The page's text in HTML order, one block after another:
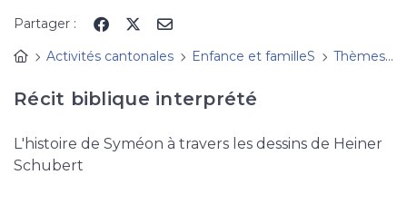
Partager :
Activités cantonales
Enfance et familleS Thèmes, fêtes à découvrir
Récit biblique interprété
L'histoire de Syméon à travers les dessins de Heiner
Schubert